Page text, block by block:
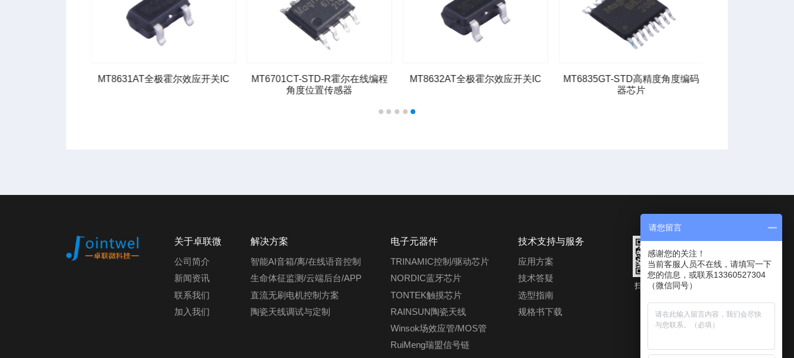
MT8631AT全极霍尔效应开关IC
MT6701CT-STD-R霍尔在线编程
角度位置传感器
MT8632AT全极霍尔效应开关IC
MT6835GT-STD高精度角度编码
器芯片
关于卓联微
公司简介
新闻资讯
联系我们
加入我们
解决方案
智能AI音箱/离/在线语音控制
生命体征监测/云端后台/APP
直流无刷电机控制方案
陶瓷天线调试与定制
电子元器件
TRINAMIC控制/驱动芯片
NORDIC蓝牙芯片
TONTEK触摸芯片
RAINSUN陶瓷天线
Winsok场效应管/MOS管
RuiMeng瑞盟信号链
技术支持与服务
应用方案
技术答疑
选型指南
规格书下载
扫码进入公
微信二维码
请您留言
感谢您的关注！
当前客服人员不在线，请填写一下
您的信息，或联系13360527304
（微信同号）